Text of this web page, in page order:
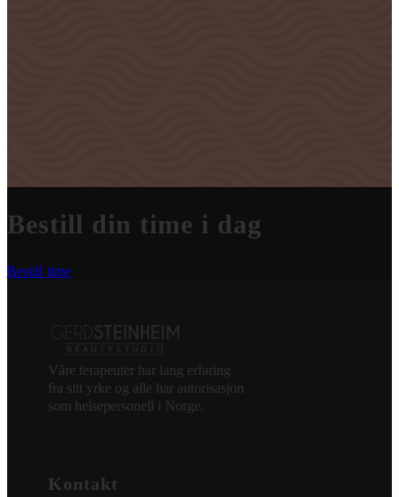
Bestill din time i dag
Bestill time
Våre terapeuter har lang erfaring
fra sitt yrke og alle har autorisasjon
som helsepersonell i Norge.
Kontakt